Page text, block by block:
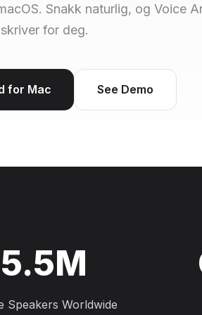
Snakk naturlig, og Voice
skriver for deg.
for Mac See Demo
5.5M
Speakers Worldwide